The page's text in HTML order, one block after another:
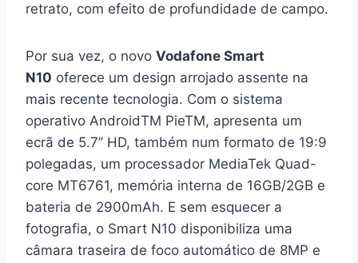
retrato, com efeito de profundidade de campo.
Por sua vez, o novo Vodafone Smart
N10 oferece um design arrojado assente na
mais recente tecnologia. Com o sistema
operativo AndroidTM PieTM, apresenta um
ecrã de 5.7’’ HD, também num formato de 19:9
polegadas, um processador MediaTek Quad-
core MT6761, memória interna de 16GB/2GB e
bateria de 2900mAh. E sem esquecer a
fotografia, o Smart N10 disponibiliza uma
câmara traseira de foco automático de 8MP e